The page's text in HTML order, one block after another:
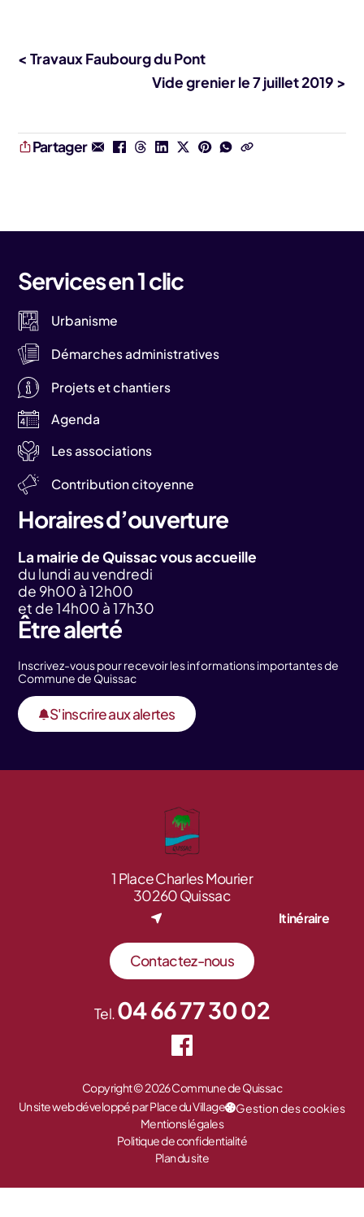
< Travaux Faubourg du Pont
Vide grenier le 7 juillet 2019 >
Partager
Services en 1 clic
Urbanisme
Démarches administratives
Projets et chantiers
Agenda
Les associations
Contribution citoyenne
Horaires d’ouverture
La mairie de Quissac vous accueille
du lundi au vendredi
de 9h00 à 12h00
et de 14h00 à 17h30
Être alerté
Inscrivez-vous pour recevoir les informations importantes de
Commune de Quissac
S'inscrire aux alertes
1 Place Charles Mourier
30260 Quissac
Itinéraire
Contactez-nous
Tel.04 66 77 30 02
Copyright © 2026 Commune de Quissac
Un site web développé par Place du Village
Gestion des cookies
Mentions légales
Politique de confidentialité
Plan du site